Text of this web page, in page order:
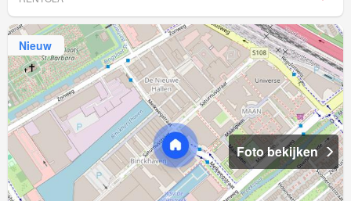
Nieuw
Foto bekijken